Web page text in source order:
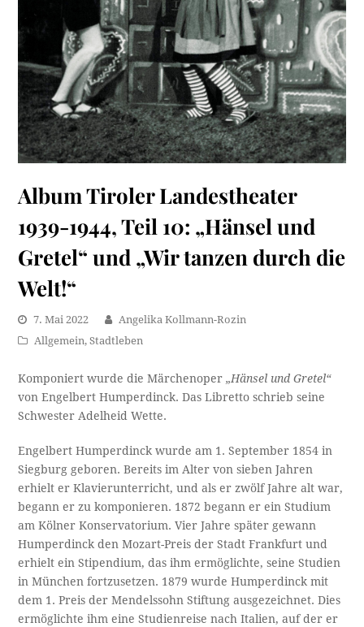
Album Tiroler Landestheater
1939-1944, Teil 10: „Hänsel und
Gretel“ und „Wir tanzen durch die
Welt!“
7. Mai 2022
Angelika Kollmann-Rozin
Allgemein,Stadtleben
Komponiert wurde die Märchenoper„Hänsel und Gretel“
von Engelbert Humperdinck. Das Libretto schrieb seine
Schwester Adelheid Wette.
Engelbert Humperdinck wurde am 1. September 1854 in
Siegburg geboren. Bereits im Alter von sieben Jahren
erhielt er Klavierunterricht, und als er zwölf Jahre alt war,
begann er zu komponieren. 1872 begann er ein Studium
am Kölner Konservatorium. Vier Jahre später gewann
Humperdinck den Mozart-Preis der Stadt Frankfurt und
erhielt ein Stipendium, das ihm ermöglichte, seine Studien
in München fortzusetzen. 1879 wurde Humperdinck mit
dem 1. Preis der Mendelssohn Stiftung ausgezeichnet. Dies
ermöglichte ihm eine Studienreise nach Italien, auf der er